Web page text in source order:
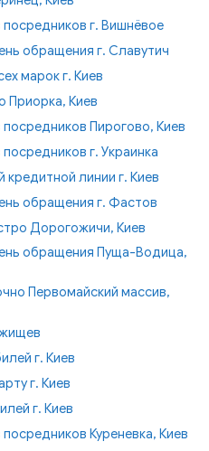
г. Вишнёвое
обращения г. Славутич
марок г. Киев
Приорка, Киев
Пирогово, Киев
г. Украинка
линии г. Киев
обращения г. Фастов
Дорогожичи, Киев
обращения Пуща-Водица,
Первомайский массив,
г. Киев
г. Киев
г. Киев
Куреневка, Киев